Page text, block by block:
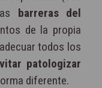
barreras del
de la propia
todos los
patologizar
diferente.